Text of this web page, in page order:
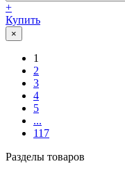
+
Купить
×
1
2
3
4
5
...
117
Разделы товаров